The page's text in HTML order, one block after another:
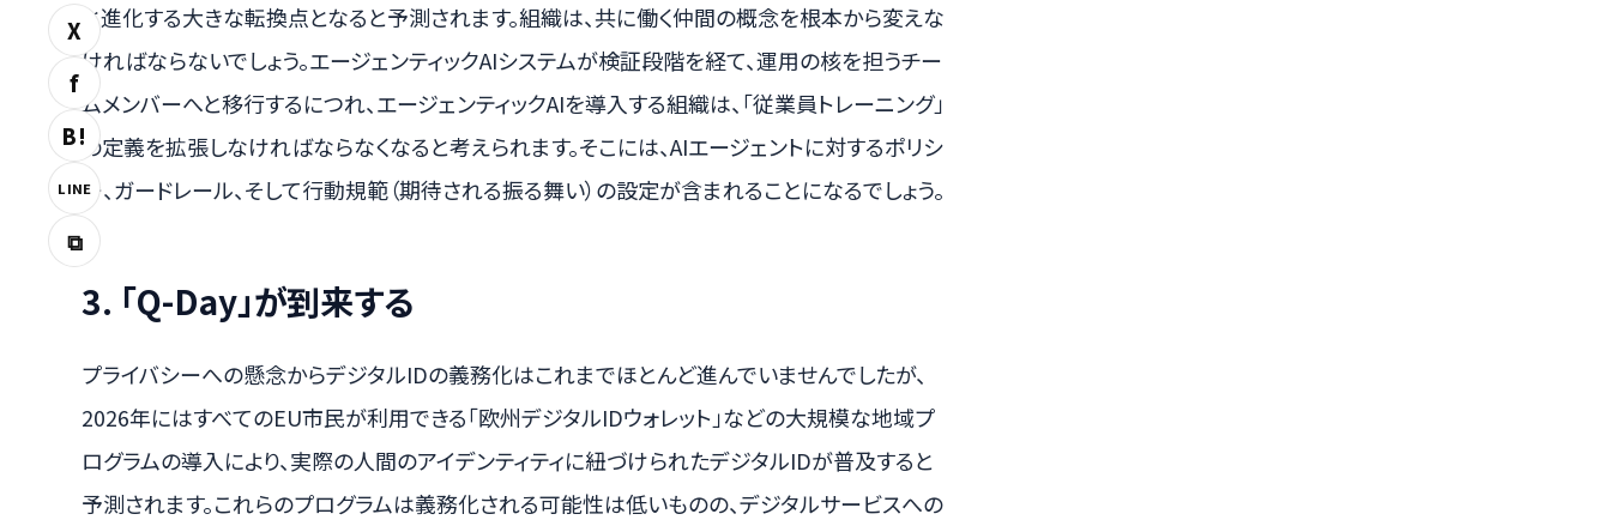
X
f
B!
LINE
⧉
と進化する大きな転換点となると予測されます。組織は、共に働く仲間の概念を根本から変えな
ければならないでしょう。エージェンティックAIシステムが検証段階を経て、運用の核を担うチー
ムメンバーへと移行するにつれ、エージェンティックAIを導入する組織は、「従業員トレーニング」
の定義を拡張しなければならなくなると考えられます。そこには、AIエージェントに対するポリシ
ー、ガードレール、そして行動規範（期待される振る舞い）の設定が含まれることになるでしょう。
3. 「Q-Day」が到来する
プライバシーへの懸念からデジタルIDの義務化はこれまでほとんど進んでいませんでしたが、
2026年にはすべてのEU市民が利用できる「欧州デジタルIDウォレット」などの大規模な地域プ
ログラムの導入により、実際の人間のアイデンティティに紐づけられたデジタルIDが普及すると
予測されます。これらのプログラムは義務化される可能性は低いものの、デジタルサービスへの